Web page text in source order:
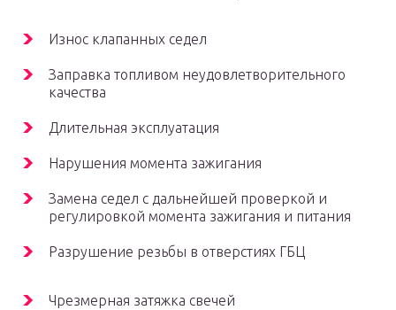
Износ клапанных седел
Заправка топливом неудовлетворительного
качества
Длительная эксплуатация
Нарушения момента зажигания
Замена седел с дальнейшей проверкой и
регулировкой момента зажигания и питания
Разрушение резьбы в отверстиях ГБЦ
Чрезмерная затяжка свечей